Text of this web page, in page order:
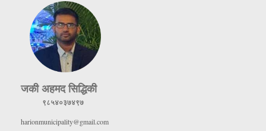
जकी अहमद सिद्धिकी
९८५४०३७४९७
harionmunicipality@gmail.com